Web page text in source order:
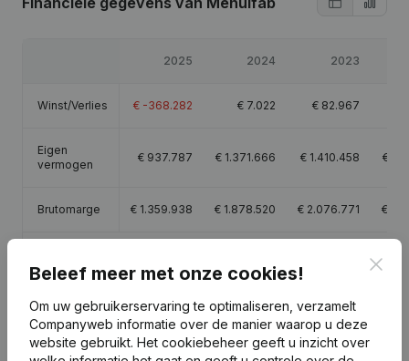
2025 2024 2023
Winst/Verlies € -368.282 € 7.022 € 82.967
Eigen
vermogen
€ 937.787 € 1.371.666 € 1.410.458 €
Brutomarge € 1.359.938 € 1.878.520 € 2.076.771 €
Beleef meer met onze cookies!
Om uw gebruikerservaring te optimaliseren, verzamelt
Companyweb informatie over de manier waarop u deze
website gebruikt. Het cookiebeheer geeft u inzicht over